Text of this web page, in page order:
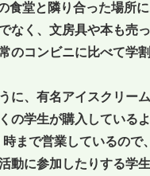
食堂と隣り合った場所に
なく、文房具や本も売
のコンビニに比べて学
に、有名アイスクリー
の学生が購入しているよ
まで営業しているので
動に参加したりする学